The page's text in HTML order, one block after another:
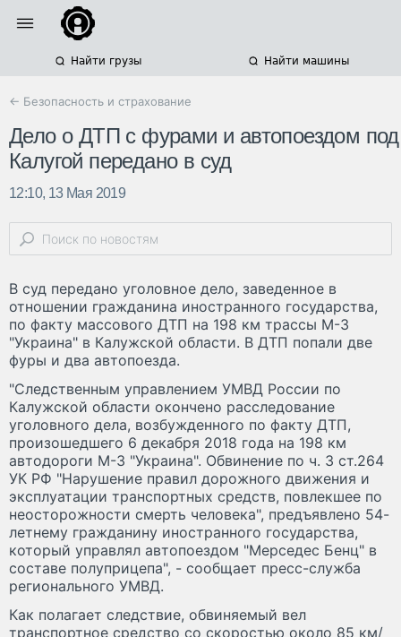
Найти грузы Найти машины
← Безопасность и страхование
Дело о ДТП с фурами и автопоездом под
Калугой передано в суд
12:10, 13 Мая 2019
В суд передано уголовное дело, заведенное в
отношении гражданина иностранного государства,
по факту массового ДТП на 198 км трассы М-3
"Украина" в Калужской области. В ДТП попали две
фуры и два автопоезда.
"Следственным управлением УМВД России по
Калужской области окончено расследование
уголовного дела, возбужденного по факту ДТП,
произошедшего 6 декабря 2018 года на 198 км
автодороги М-3 "Украина". Обвинение по ч. 3 ст.264
УК РФ "Нарушение правил дорожного движения и
эксплуатации транспортных средств, повлекшее по
неосторожности смерть человека", предъявлено 54-
летнему гражданину иностранного государства,
который управлял автопоездом "Мерседес Бенц" в
составе полуприцепа", - сообщает пресс-служба
регионального УМВД.
Как полагает следствие, обвиняемый вел
транспортное средство со скоростью около 85 км/